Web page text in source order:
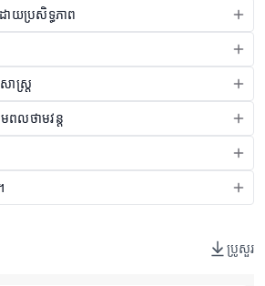
ោយប្រសិទ្ធភាព
ាស្ត្រ
មពលថាមវន្ត
ប្រូសួរ